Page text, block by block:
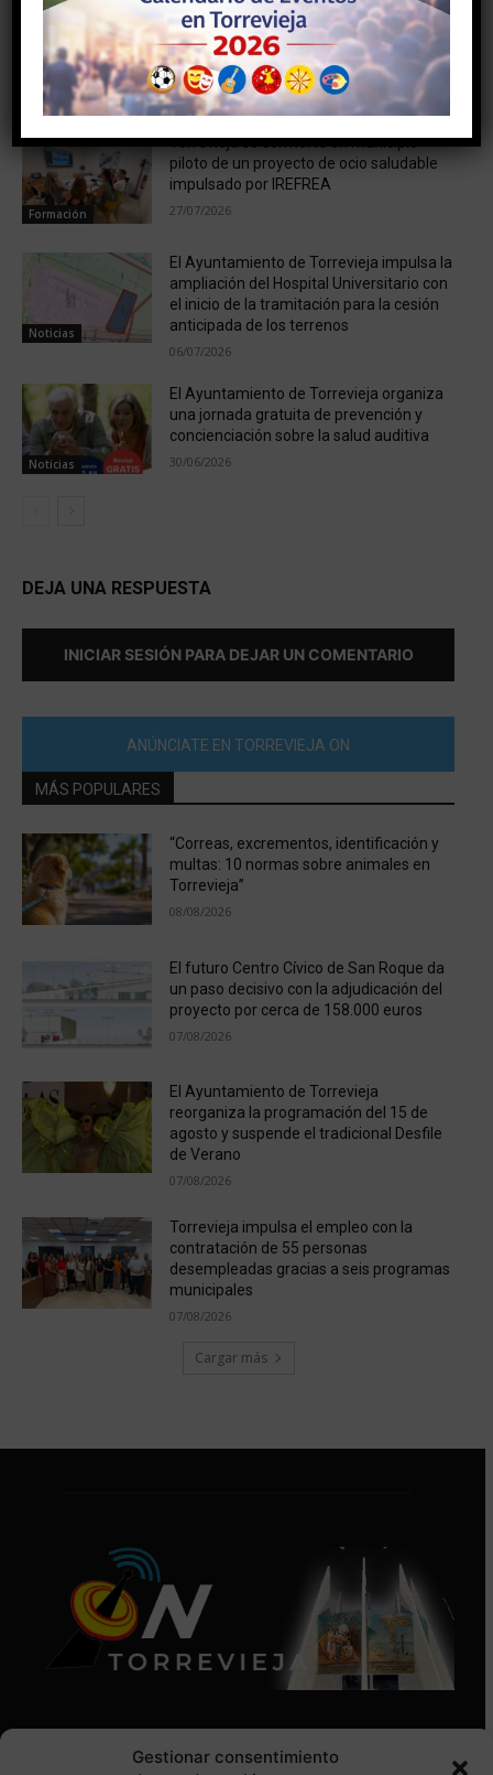
Gestionar consentimiento
Torrevieja
NOTICIAS RELACIONADAS
Formación
Torrevieja se convierte en municipio
piloto de un proyecto de ocio saludable
impulsado por IREFREA
27/07/2026
Noticias
El Ayuntamiento de Torrevieja impulsa la
ampliación del Hospital Universitario con
el inicio de la tramitación para la cesión
anticipada de los terrenos
06/07/2026
Noticias
El Ayuntamiento de Torrevieja organiza
una jornada gratuita de prevención y
concienciación sobre la salud auditiva
30/06/2026
DEJA UNA RESPUESTA
INICIAR SESIÓN PARA DEJAR UN COMENTARIO
ANÚNCIATE EN TORREVIEJA ON
MÁS POPULARES
“Correas, excrementos, identificación y
multas: 10 normas sobre animales en
Torrevieja”
08/08/2026
El futuro Centro Cívico de San Roque da
un paso decisivo con la adjudicación del
proyecto por cerca de 158.000 euros
07/08/2026
El Ayuntamiento de Torrevieja
reorganiza la programación del 15 de
agosto y suspende el tradicional Desfile
de Verano
07/08/2026
Torrevieja impulsa el empleo con la
contratación de 55 personas
desempleadas gracias a seis programas
municipales
07/08/2026
Cargar más